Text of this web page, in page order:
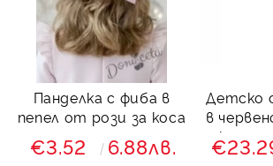
Панделка с фиба в
пепел от рози за коса
€3.52 6.88лв.
Детско
в